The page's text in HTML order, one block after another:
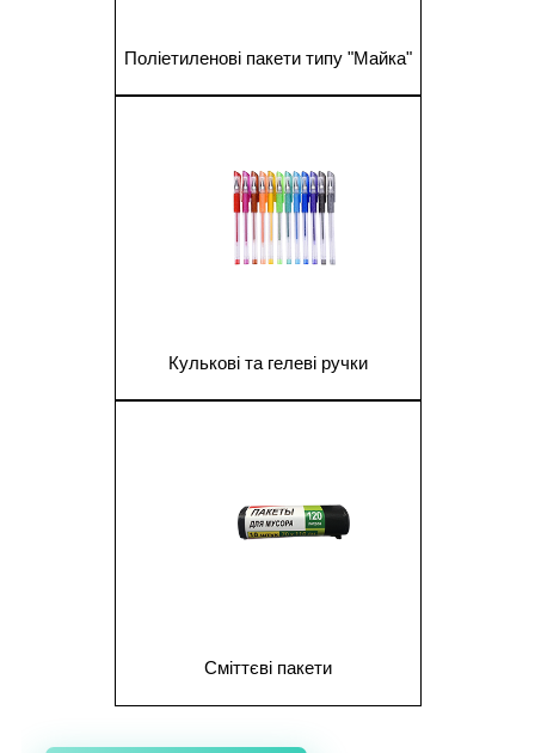
Поліетиленові пакети типу "Майка"
Кулькові та гелеві ручки
Сміттєві пакети